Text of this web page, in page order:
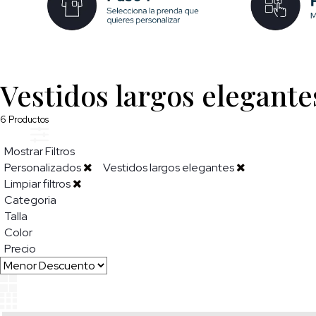
Vestidos largos
6 Productos
Mostrar Filtros
Personalizados
Vestidos largos elegantes
Limpiar filtros
Categoria
Talla
Color
Precio